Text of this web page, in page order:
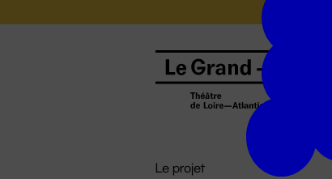
Le projet